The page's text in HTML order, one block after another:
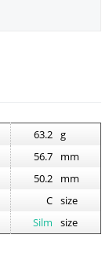
63.2 g
56.7
mm
50.2
mm
C size
Silm size